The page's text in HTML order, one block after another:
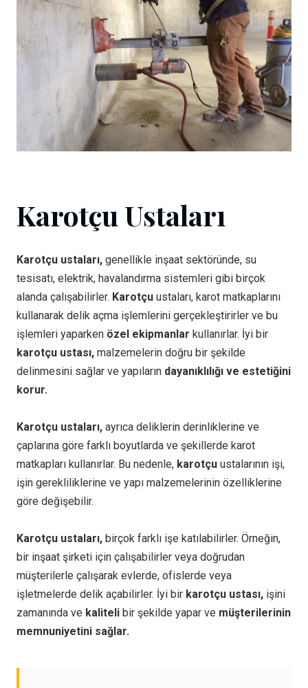
Karotçu Ustaları
Karotçu ustaları, genellikle inşaat sektöründe, su
tesisatı, elektrik, havalandırma sistemleri gibi birçok
alanda çalışabilirler. Karotçu ustaları, karot matkaplarını
kullanarak delik açma işlemlerini gerçekleştirirler ve bu
işlemleri yaparken özel ekipmanlar kullanırlar. İyi bir
karotçu ustası, malzemelerin doğru bir şekilde
delinmesini sağlar ve yapıların dayanıklılığı ve estetiğini
korur.
Karotçu ustaları, ayrıca deliklerin derinliklerine ve
çaplarına göre farklı boyutlarda ve şekillerde karot
matkapları kullanırlar. Bu nedenle, karotçu ustalarının işi,
işin gerekliliklerine ve yapı malzemelerinin özelliklerine
göre değişebilir.
Karotçu ustaları, birçok farklı işe katılabilirler. Örneğin,
bir inşaat şirketi için çalışabilirler veya doğrudan
müşterilerle çalışarak evlerde, ofislerde veya
işletmelerde delik açabilirler. İyi bir karotçu ustası, işini
zamanında ve kaliteli bir şekilde yapar ve müşterilerinin
memnuniyetini sağlar.